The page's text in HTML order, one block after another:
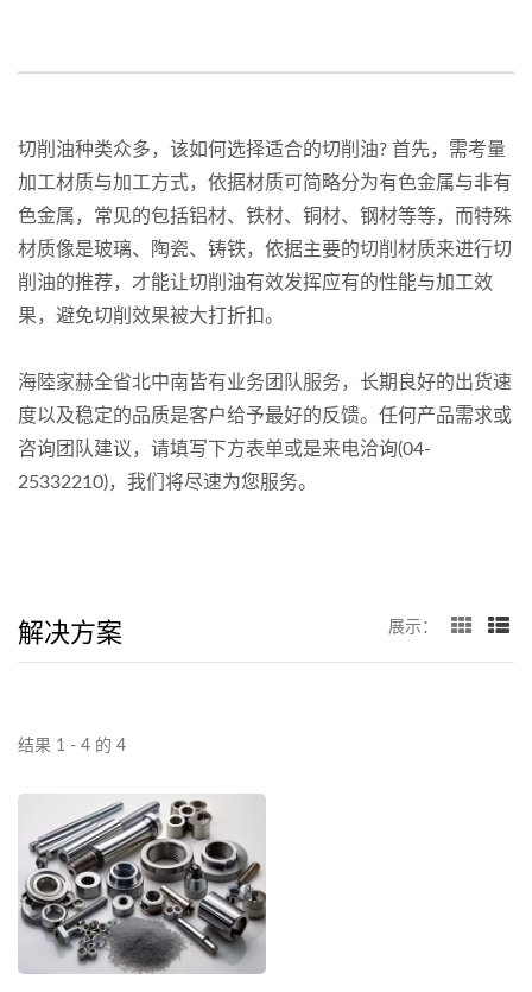
切削油种类众多，该如何选择适合的切削油? 首先，需考量
加工材质与加工方式，依据材质可简略分为有色金属与非有
色金属，常见的包括铝材、铁材、铜材、钢材等等，而特殊
材质像是玻璃、陶瓷、铸铁，依据主要的切削材质来进行切
削油的推荐，才能让切削油有效发挥应有的性能与加工效
果，避免切削效果被大打折扣。
海陸家赫全省北中南皆有业务团队服务，长期良好的出货速
度以及稳定的品质是客户给予最好的反馈。任何产品需求或
咨询团队建议，请填写下方表单或是来电洽询(04-
25332210)，我们将尽速为您服务。
解决方案 展示：
结果 1 - 4 的 4